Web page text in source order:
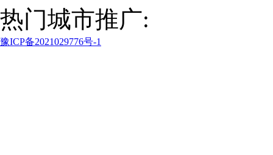
热门城市推广:
豫ICP备2021029776号-1